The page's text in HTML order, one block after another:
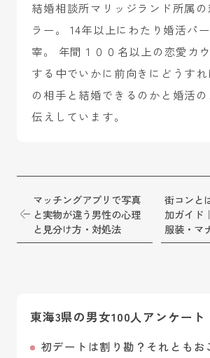
結婚相談所マリッジランド所属
ラー。 14年以上にわたり婚活パ
宰。 年間１００名以上の恋愛カ
する中でいかに前向きにどうす
の相手と結婚できるのかと婚活
伝えしています。
マッチングアプリで写真
と実物が違う男性の心理
と見分け方・対処法
街コンと
加ガイド
服装・マ
東海3県の男女100人アンケート
初デートは割り勘？それともお